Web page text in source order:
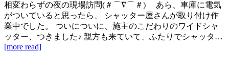
相変わらずの夜の現場訪問(＃⌒∇⌒＃)ゞ あら、車庫に電気
がついていると思ったら、 シャッター屋さんが取り付け作
業中でした。 ついについに、施主のこだわりのワイドシャ
ッター、つきました♪ 親方も来ていて、ふたりでシャッタ…
[more read]